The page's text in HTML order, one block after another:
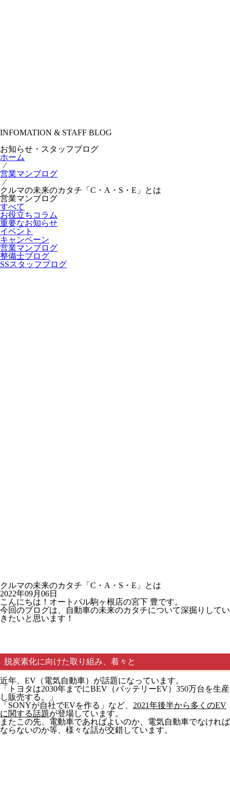
INFOMATION & STAFF BLOG
お知らせ・スタッフブログ
ホーム
⁄
営業マンブログ
⁄
クルマの未来のカタチ「C・A・S・E」とは
営業マンブログ
すべて
お役立ちコラム
重要なお知らせ
イベント
キャンペーン
営業マンブログ
整備士ブログ
SSスタッフブログ
クルマの未来のカタチ「C・A・S・E」とは
2022年09月06日
こんにちは！オートパル駒ヶ根店の宮下 豊です。
今回のブログは、
自動車の未来のカタチについて深掘りしてい
きたいと思います！
脱炭素化に向けた取り組み、着々と
近年、EV（電気自動車）が話題になっています。
「トヨタは2030年までにBEV（バッテリーEV）350万台を生産
し販売する。」
「SONYが自社でEVを作る」など、 2021年後半から多くのEV
に関する話題が登場しています。
またこの先、電動車であればよいのか、電気自動車でなければ
ならないのか等、様々な話が交錯しています。